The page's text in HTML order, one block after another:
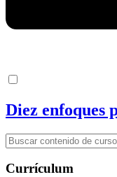
Diez enfoques
Currículum